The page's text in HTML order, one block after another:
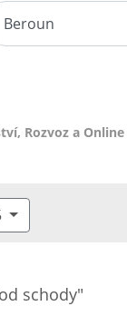
Rozvoz a
schody"